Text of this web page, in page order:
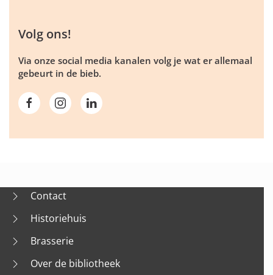
Volg ons!
Via onze social media kanalen volg je wat er allemaal
gebeurt in de bieb.
Contact
Historiehuis
Brasserie
Over de bibliotheek